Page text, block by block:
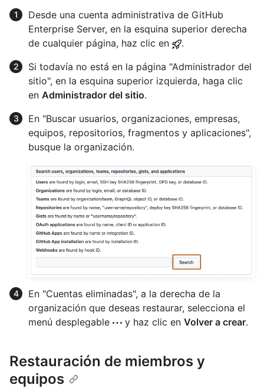
Desde una cuenta administrativa de GitHub
Enterprise Server, en la esquina superior derecha
de cualquier página, haz clic en
.
Si todavía no está en la página "Administrador del
sitio", en la esquina superior izquierda, haga clic
en Administrador del sitio.
En "Buscar usuarios, organizaciones, empresas,
equipos, repositorios, fragmentos y aplicaciones",
busque la organización.
En "Cuentas eliminadas", a la derecha de la
organización que deseas restaurar, selecciona el
menú desplegable
y haz clic en Volver a crear.
Restauración de miembros y
equipos